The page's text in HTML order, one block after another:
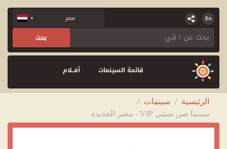
قائمة السينمات أفــلام
الرئيسية / سينمات /
سينما صن سيتي VIP - مصر الجديدة